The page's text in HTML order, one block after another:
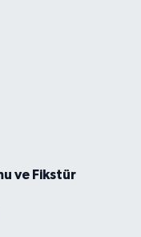
ve Fikstür